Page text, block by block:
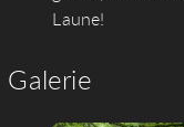
Laune!
Galerie